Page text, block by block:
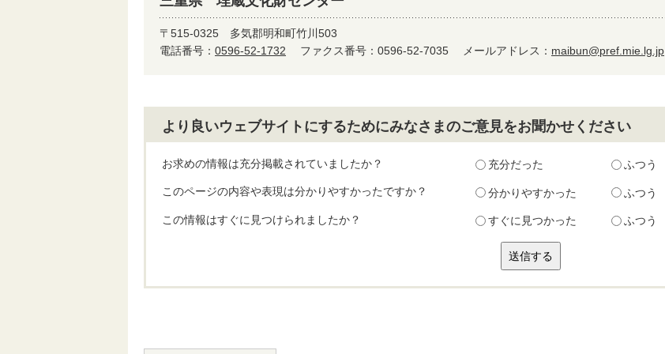
〒515-0325 多気郡明和町竹川503
電話番号： 0596-52-1732 ファクス番号：0596-52-7035 メールアドレス： maibun@pref.mie.lg.jp
より良いウェブサイトにするためにみなさまのご意見をお聞かせください
お求めの情報は充分掲載されていましたか？ 充分だった ふつう
このページの内容や表現は分かりやすかったですか？ 分かりやすかった ふつう
この情報はすぐに見つけられましたか？ すぐに見つかった ふつう